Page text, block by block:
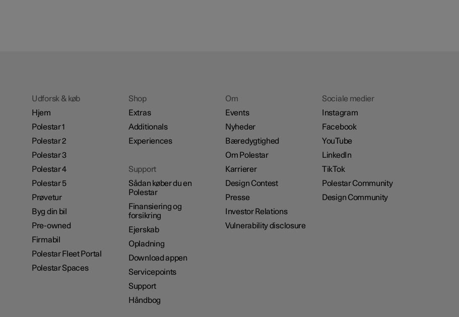
Udforsk & køb
Hjem
Polestar 1
Polestar 2
Polestar 3
Polestar 4
Polestar 5
Prøvetur
Byg din bil
Pre-owned
Firmabil
Polestar Fleet Portal
Polestar Spaces
Shop
Extras
Additionals
Experiences
Support
Sådan køber du en
Polestar
Finansiering og
forsikring
Ejerskab
Opladning
Download appen
Servicepoints
Support
Håndbog
Om
Events
Nyheder
Bæredygtighed
Om Polestar
Karrierer
Design Contest
Presse
Investor Relations
Vulnerability disclosure
Sociale medier
Instagram
Facebook
YouTube
LinkedIn
TikTok
Polestar Community
Design Community